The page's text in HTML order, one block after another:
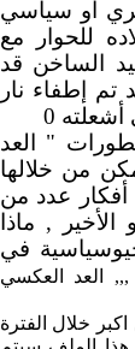
أو سياسي
للحوار مع
الساخن قد
إطفاء نار
0
" العد
من خلالها
عدد من
الأخير , ماذا
في
العد العكسي
خلال الفترة